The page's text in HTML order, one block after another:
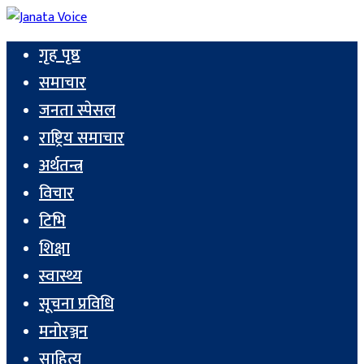
गृह पृष्ठ
समाचार
जनता स्पेसल
राष्ट्रिय समाचार
अर्थतन्त्र
विचार
टिभि
शिक्षा
स्वास्थ्य
सूचना प्रविधि
मनोरञ्जन